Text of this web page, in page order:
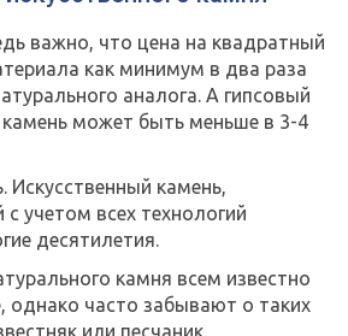
важно, что цена на квадратный
как минимум в два раза
аналога. А гипсовый
камень может быть меньше в 3-4
Искусственный камень,
учетом всех технологий
десятилетия.
камня всем известно
однако часто забывают о таких
или песчаник.